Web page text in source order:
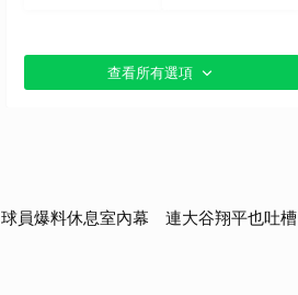
查看所有選項
員爆料休息室內幕 連大谷翔平也吐槽